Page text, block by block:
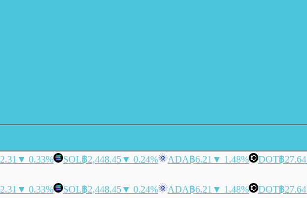
▼ 0.33% SOL฿2,448.45▼ 0.24% ADA฿6.21 ▼ 1.48% DOT฿27.64
▼ 0.33% SOL฿2,448.45▼ 0.24% ADA฿6.21 ▼ 1.48% DOT฿27.64